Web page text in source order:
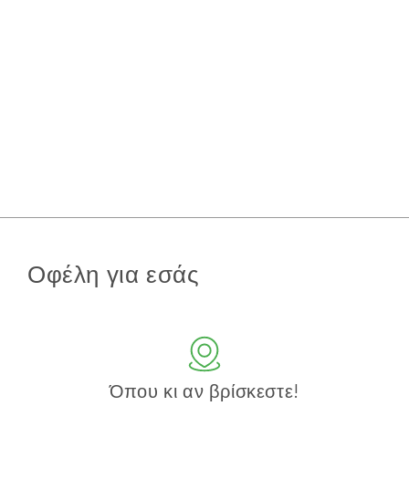
Οφέλη για εσάς
Όπου κι αν βρίσκεστε!